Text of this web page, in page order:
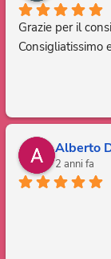
Grazie per il
Consigliatissimo
Alberto
2 anni fa